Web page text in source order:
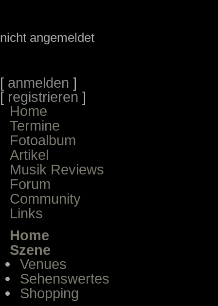
nicht angemeldet
[ anmelden ]
[ registrieren ]
Home
Termine
Fotoalbum
Artikel
Musik Reviews
Forum
Community
Links
Home
Szene
Venues
Sehenswertes
Shopping